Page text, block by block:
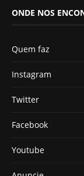
ONDE NOS
Quem faz
Instagram
Twitter
Facebook
Youtube